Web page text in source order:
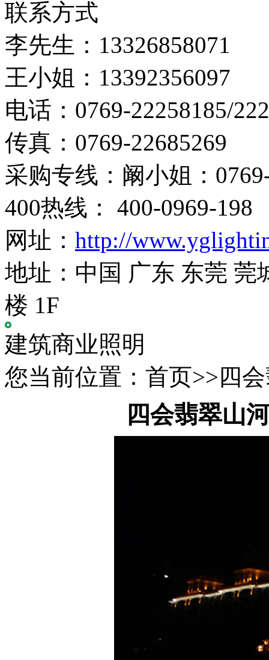
联系方式
李先生：13326858071
王小姐：13392356097
电话：0769-22258185/
传真：0769-22685269
采购专线：阚小姐：
400热线： 400-0969-198
网址： http://
地址：中国 广东 东莞 莞
楼 1F
建筑商业照明
您当前位置：首页>>四
四会翡翠山